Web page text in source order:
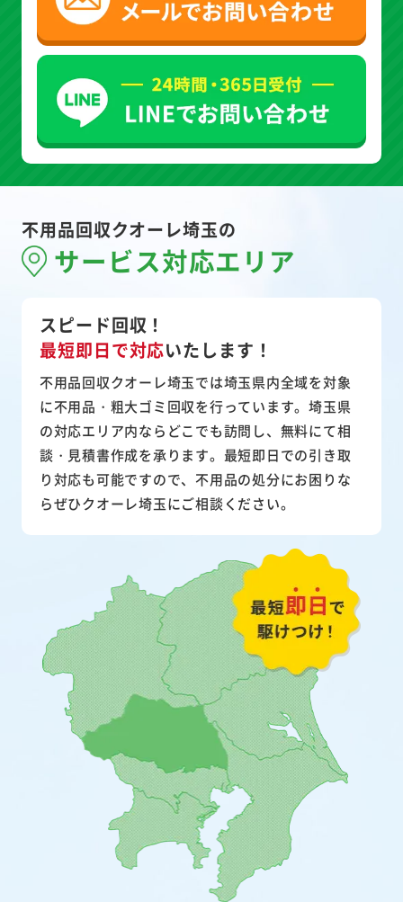
不用品回収クオーレ埼玉の
サービス対応エリア
スピード回収！
最短即日で対応いたします！
不用品回収クオーレ埼玉では埼玉県内全域を対象
に不用品・粗大ゴミ回収を行っています。埼玉県
の対応エリア内ならどこでも訪問し、無料にて相
談・見積書作成を承ります。最短即日での引き取
り対応も可能ですので、不用品の処分にお困りな
らぜひクオーレ埼玉にご相談ください。